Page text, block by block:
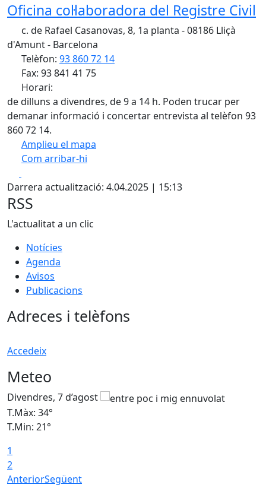
Oficina col·laboradora del Registre Civil
c. de Rafael Casanovas, 8, 1a planta - 08186 Lliçà
d'Amunt - Barcelona
Telèfon: 93 860 72 14
Fax: 93 841 41 75
Horari:
de dilluns a divendres, de 9 a 14 h. Poden trucar per
demanar informació i concertar entrevista al telèfon 93
860 72 14.
Amplieu el mapa
Com arribar-hi
+
−
Darrera actualització: 4.04.2025 | 15:13
RSS
L'actualitat a un clic
Notícies
Agenda
Avisos
Publicacions
Adreces i telèfons
Accedeix
Meteo
Divendres, 7 d’agost
T.Màx: 34°
T.Min: 21°
1
2
AnteriorSegüent